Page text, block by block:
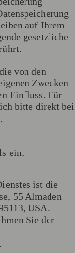
auf Ihrem
gesetzliche
von den
Zwecken
Einfluss. Für
bitte direkt bei
ein:
ist die
55 Almaden
USA.
Sie der
.